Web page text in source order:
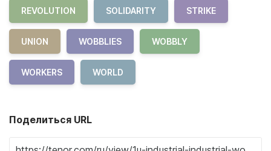
REVOLUTION SOLIDARITY STRIKE
UNION WOBBLIES WOBBLY
WORKERS WORLD
Поделиться URL